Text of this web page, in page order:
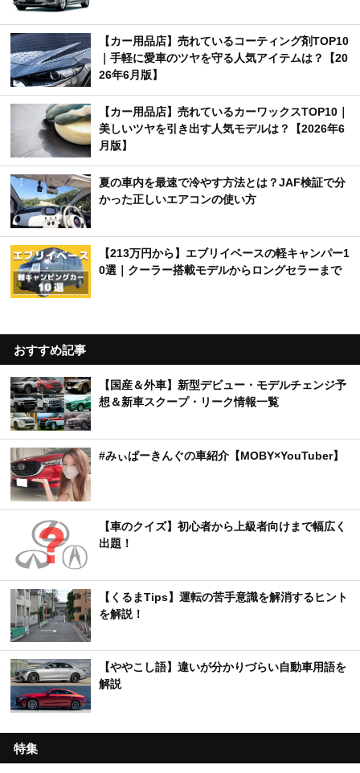
【カー用品店】売れているコーティング剤TOP10
｜手軽に愛車のツヤを守る人気アイテムは？【20
26年6月版】
【カー用品店】売れているカーワックスTOP10｜
美しいツヤを引き出す人気モデルは？【2026年6
月版】
夏の車内を最速で冷やす方法とは？JAF検証で分
かった正しいエアコンの使い方
【213万円から】エブリイベースの軽キャンパー1
0選｜クーラー搭載モデルからロングセラーまで
おすすめ記事
【国産＆外車】新型デビュー・モデルチェンジ予
想＆新車スクープ・リーク情報一覧
#みぃぱーきんぐの車紹介【MOBY×YouTuber】
【車のクイズ】初心者から上級者向けまで幅広く
出題！
【くるまTips】運転の苦手意識を解消するヒント
を解説！
【ややこし語】違いが分かりづらい自動車用語を
解説
特集